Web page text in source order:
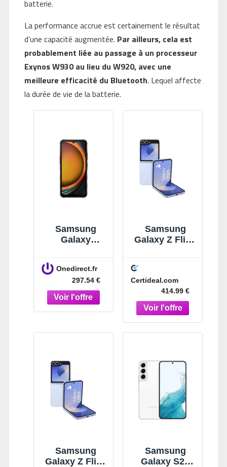
batterie.
La performance accrue est certainement le résultat
d’une capacité augmentée. Par ailleurs, cela est
probablement liée au passage à un processeur
Exynos W930 au lieu du W920, avec une
meilleure efficacité du Bluetooth. Lequel affecte
la durée de vie de la batterie.
Samsung
Galaxy
5G puissant et
robuste avec
stockage
extensible qui
répond à tous
Onedirect.fr
297.54 €
Samsung
Galaxy Z Flip6
Certideal.com
414.99 €
Samsung
Galaxy Z Flip6
Samsung
Galaxy S22